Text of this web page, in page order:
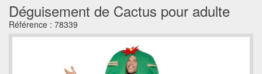
Déguisement de Cactus pour adulte
Référence : 78339